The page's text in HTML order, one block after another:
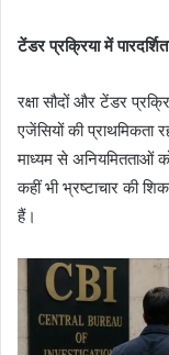
टेंडर प्रक्रिया में
रक्षा सौदों और टेंडर
एजेंसियों की प्राथमिकता
माध्यम से अनियमितताओं
कहीं भी भ्रष्टाचार की
हैं।